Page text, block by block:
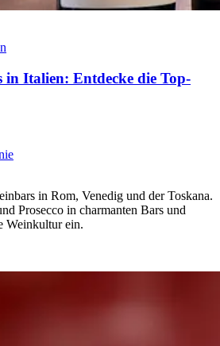
in Italien: Entdecke die Top-
in Rom, Venedig und der Toskana.
Prosecco in charmanten Bars und
Weinkultur ein.